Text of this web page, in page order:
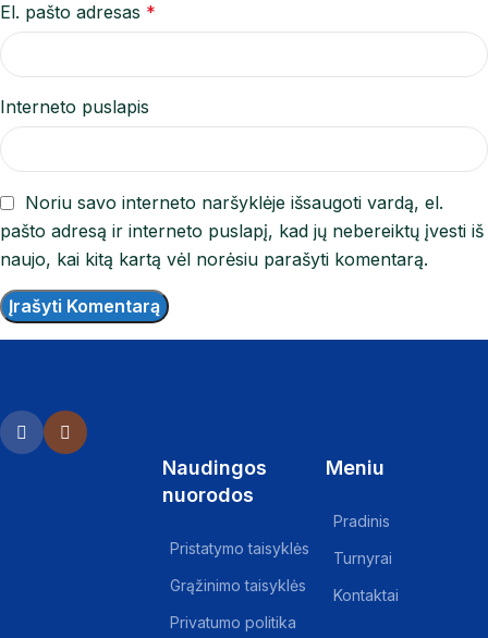
El. pašto adresas *
Interneto puslapis
Noriu savo interneto naršyklėje išsaugoti vardą, el.
pašto adresą ir interneto puslapį, kad jų nebereiktų įvesti iš
naujo, kai kitą kartą vėl norėsiu parašyti komentarą.
Naudingos
nuorodos
Pristatymo taisyklės
Grąžinimo taisyklės
Privatumo politika
Meniu
Pradinis
Turnyrai
Kontaktai